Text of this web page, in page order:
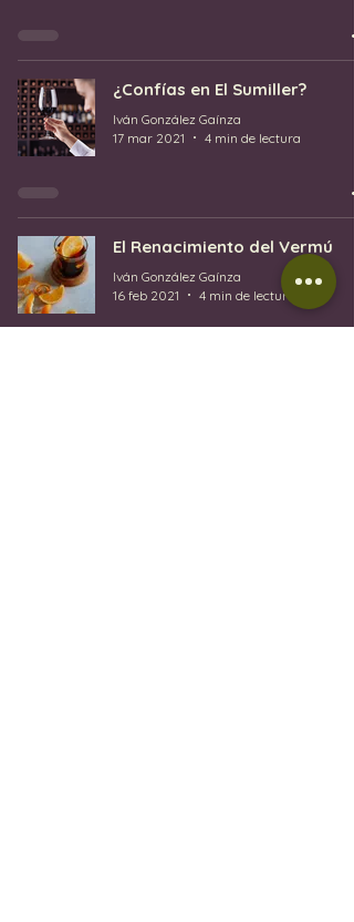
¿Confías en El Sumiller?
Iván González Gaínza
17 mar 2021
4 min de lectura
El Renacimiento del Vermú
Iván González Gaínza
16 feb 2021
4 min de lectura